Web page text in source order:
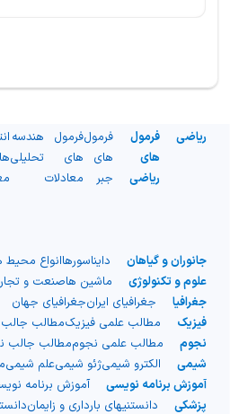
ریاضی
فرمول
های
ریاضی
فرمول
های
جبر
فرمول
های
معادلات
هندسه
تحلیلی
جانوران و گیاهان دایناسورهاانواع محیط
علوم و تکنولوژی
ماشین هاصنعت و
جغرافیا
جغرافیای ایرانجغرافیای جهان
فیزیک
مطالب علمی فیزیکمطالب
نجوم
مطالب علمی نجوممطالب جالب
شیمی
الکترو شیمیژئو شیمیعلم شیمی
آموزش برنامه نویسی
آموزش برنامه
پزشکی
دانستنیهای بارداری و زایمان